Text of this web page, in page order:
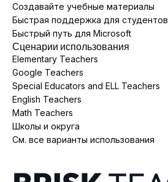
Создавайте учебные материалы
Быстрая поддержка для студентов
Быстрый путь для Microsoft
Сценарии использования
Elementary Teachers
Google Teachers
Special Educators and ELL Teachers
English Teachers
Math Teachers
Школы и округа
См. все варианты использования